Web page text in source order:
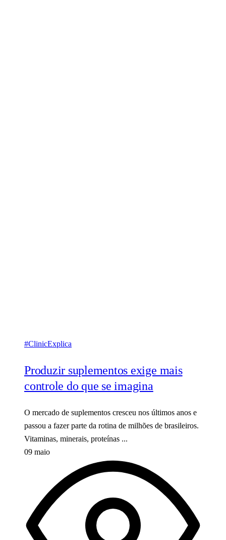
#ClinicExplica
Produzir suplementos exige mais
controle do que se imagina
O mercado de suplementos cresceu nos últimos anos e
passou a fazer parte da rotina de milhões de brasileiros.
Vitaminas, minerais, proteínas ...
09 maio